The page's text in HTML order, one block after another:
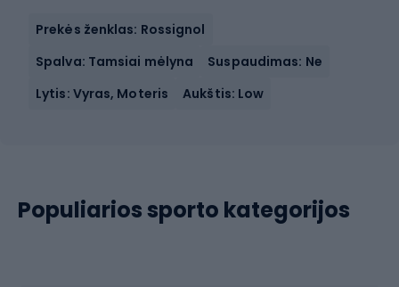
Prekės ženklas: Rossignol
Spalva: Tamsiai mėlyna
Suspaudimas: Ne
Lytis: Vyras, Moteris
Aukštis: Low
Populiarios sporto kategorijos